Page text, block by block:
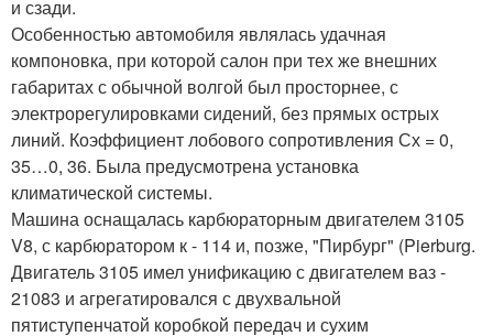
и сзади.
Особенностью автомобиля являлась удачная
компоновка, при которой салон при тех же внешних
габаритах с обычной волгой был просторнее, с
электрорегулировками сидений, без прямых острых
линий. Коэффициент лобового сопротивления Сх = 0,
35…0, 36. Была предусмотрена установка
климатической системы.
Машина оснащалась карбюраторным двигателем 3105
V8, с карбюратором к - 114 и, позже, "Пирбург" (Pierburg.
Двигатель 3105 имел унификацию с двигателем ваз -
21083 и агрегатировался с двухвальной
пятиступенчатой коробкой передач и сухим